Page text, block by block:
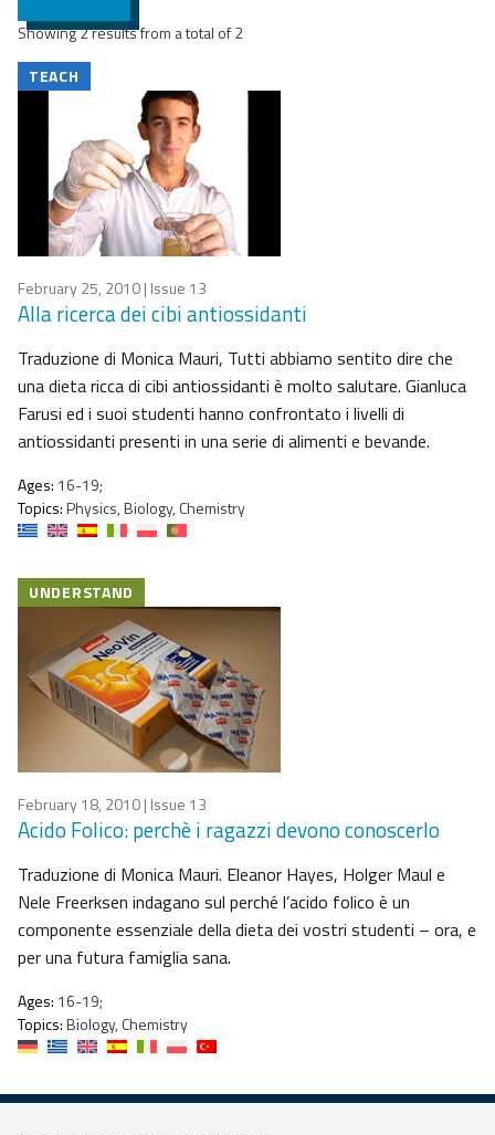
Showing 2 results from a total of 2
TEACH
February 25, 2010| Issue 13
Alla ricerca dei cibi antiossidanti
Traduzione di Monica Mauri, Tutti abbiamo sentito dire che
una dieta ricca di cibi antiossidanti è molto salutare. Gianluca
Farusi ed i suoi studenti hanno confrontato i livelli di
antiossidanti presenti in una serie di alimenti e bevande.
Ages: 16-19;
Topics:Physics, Biology, Chemistry
UNDERSTAND
February 18, 2010| Issue 13
Acido Folico: perchè i ragazzi devono conoscerlo
Traduzione di Monica Mauri. Eleanor Hayes, Holger Maul e
Nele Freerksen indagano sul perché l’acido folico è un
componente essenziale della dieta dei vostri studenti – ora, e
per una futura famiglia sana.
Ages: 16-19;
Topics:Biology, Chemistry